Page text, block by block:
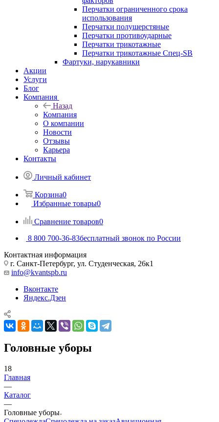
Перчатки ограниченного срока
использования
Перчатки полушерстяные
Перчатки противоударные
Перчатки трикотажные
Перчатки трикотажные Спец-SB
Фартуки, нарукавники
Акции
Услуги
Блог
Компания
Назад
Компания
О компании
Новости
Отзывы
Карьера
Контакты
Личный кабинет
Корзина0
Избранные товары0
Сравнение товаров0
8 800 700-36-83бесплатный звонок по России
Контактная информация
г. Санкт-Петербург, ул. Студенческая, 26к1
info@kvantspb.ru
Вконтакте
Яндекс.Дзен
Головные уборы
18
Главная
—
Каталог
—
Головные уборы